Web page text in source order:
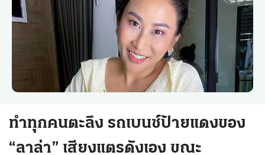
ทำทุกคนตะลึง รถเบนซ์ป้ายแดงของ
“ลาล่า” เสียงแตรดังเอง ขณะ